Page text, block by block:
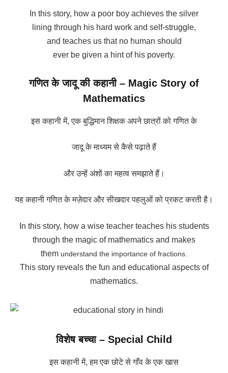
In this story, how a poor boy achieves the silver
lining through his hard work and self-struggle,
and teaches us that no human should
ever be given a hint of his poverty.
गणित के जादू की कहानी – Magic Story of
Mathematics
इस कहानी में, एक बुद्धिमान शिक्षक अपने छात्रों को गणित के
जादू के माध्यम से कैसे पढ़ाते हैं
और उन्हें अंशों का महत्व समझाते हैं।
यह कहानी गणित के मज़ेदार और सीखदार पहलुओं को प्रकट करती है।
In this story, how a wise teacher teaches his students
through the magic of mathematics and makes
them understand the importance of fractions.
This story reveals the fun and educational aspects of
mathematics.
विशेष बच्चा – Special Child
इस कहानी में, हम एक छोटे से गाँव के एक खास